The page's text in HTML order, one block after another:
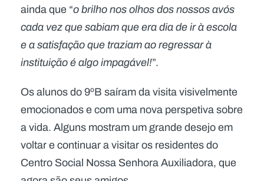
ainda que “o brilho nos olhos dos nossos avós
cada vez que sabiam que era dia de ir à escola
e a satisfação que traziam ao regressar à
instituição é algo impagável!”.
Os alunos do 9ºB saíram da visita visivelmente
emocionados e com uma nova perspetiva sobre
a vida. Alguns mostram um grande desejo em
voltar e continuar a visitar os residentes do
Centro Social Nossa Senhora Auxiliadora, que